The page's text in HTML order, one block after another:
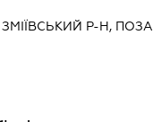
ЗМІЇВСЬКИЙ Р-Н, ПОЗА